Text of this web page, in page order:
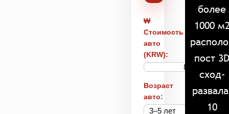
₩
Стоимость
авто
(KRW):
Возраст
авто:
более
1000
пост
сход-
10